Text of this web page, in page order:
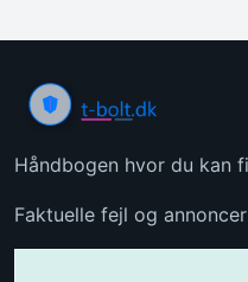
Håndbogen hvor du kan
Faktuelle fejl og